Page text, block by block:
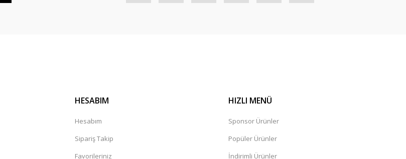
HESABIM
Hesabım
Sipariş Takip
Favorileriniz
HIZLI MENÜ
Sponsor Ürünler
Popüler Ürünler
İndirimli Ürünler